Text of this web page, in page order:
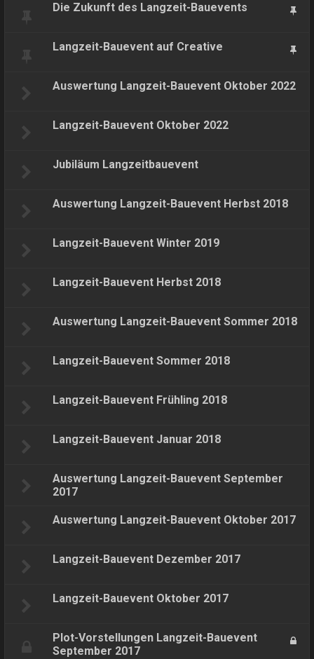
Die Zukunft des Langzeit-Bauevents
Langzeit-Bauevent auf Creative
Auswertung Langzeit-Bauevent Oktober 2022
Langzeit-Bauevent Oktober 2022
Jubiläum Langzeitbauevent
Auswertung Langzeit-Bauevent Herbst 2018
Langzeit-Bauevent Winter 2019
Langzeit-Bauevent Herbst 2018
Auswertung Langzeit-Bauevent Sommer 2018
Langzeit-Bauevent Sommer 2018
Langzeit-Bauevent Frühling 2018
Langzeit-Bauevent Januar 2018
Auswertung Langzeit-Bauevent September
2017
Auswertung Langzeit-Bauevent Oktober 2017
Langzeit-Bauevent Dezember 2017
Langzeit-Bauevent Oktober 2017
Plot-Vorstellungen Langzeit-Bauevent
September 2017